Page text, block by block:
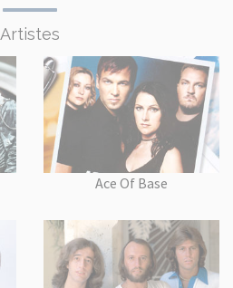
Artistes
Ace Of Base